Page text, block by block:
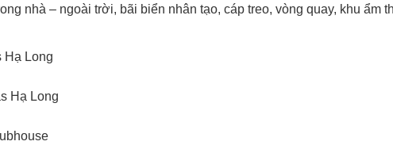
nhà – ngoài trời, bãi biển nhân tạo, cáp treo, vòng quay, khu ẩm
Hạ Long
Hạ Long